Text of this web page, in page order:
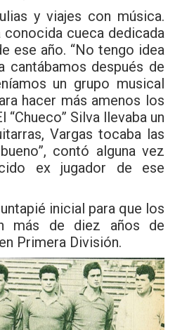
y viajes con música.
cueca dedicada
ese año. “No tengo idea
cantábamos después de
un grupo musical
hacer más amenos los
“Chueco” Silva llevaba un
Vargas tocaba las
contó alguna vez
ex jugador de ese
inicial para que los
más de diez años de
Primera División.